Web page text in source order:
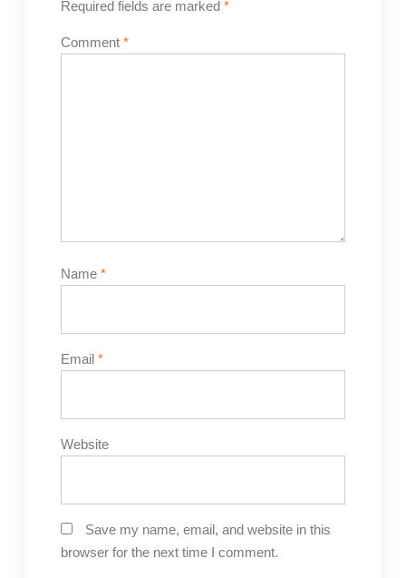
Required fields are marked *
Comment *
Name *
Email *
Website
Save my name, email, and website in this
browser for the next time I comment.